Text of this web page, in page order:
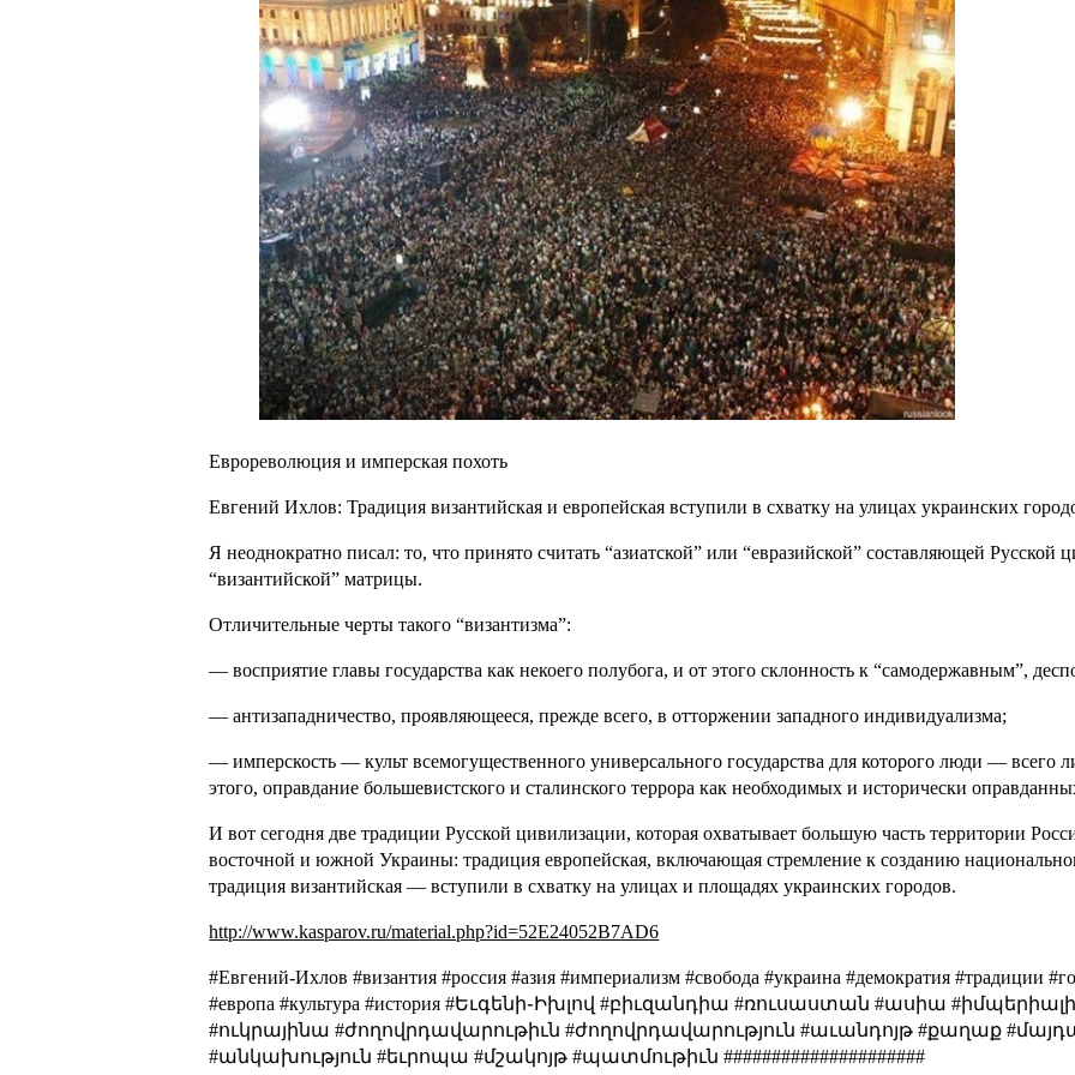
Еврореволюция и имперская похоть
Евгений Ихлов: Традиция византийская и европейская вступили в схватку на улицах украинских
Я неоднократно писал: то, что принято считать “азиатской” или “евразийской” составляющей
“византийской” матрицы.
Отличительные черты такого “византизма”:
— восприятие главы государства как некоего полубога, и от этого склонность к “самодержавным”,
— антизападничество, проявляющееся, прежде всего, в отторжении западного индивидуализма;
— имперскость — культ всемогущественного универсального государства для которого люди — всего
этого, оправдание большевистского и сталинского террора как необходимых и исторически
И вот сегодня две традиции Русской цивилизации, которая охватывает большую часть территории
восточной и южной Украины: традиция европейская, включающая стремление к созданию
традиция византийская — вступили в схватку на улицах и площадях украинских городов.
http://www.kasparov.ru/material.php?id=52E24052B7AD6
#Евгений-Ихлов #византия #россия #азия #империализм #свобода #украина #демократия #традиции
#европа #культура #история #Եւգենի֊Իխլով #բիւզանդիա #ռուսաստան #ասիա
#ուկրայինա #ժողովրդավարութիւն #ժողովրդավարություն #աւանդոյթ #քաղաք
#անկախություն #եւրոպա #մշակոյթ #պատմութիւն #####################